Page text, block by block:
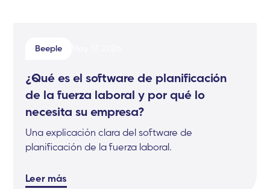
Beeple
¿Qué es el software de planificación
de la fuerza laboral y por qué lo
necesita su empresa?
Una explicación clara del software de
planificación de la fuerza laboral.
Leer más